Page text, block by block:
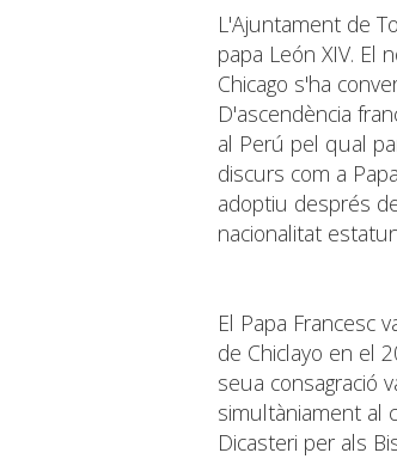
L'Ajuntament de
papa León XIV. El
Chicago s'ha
D'ascendència
al Perú pel qual
discurs com a
adoptiu després
nacionalitat
El Papa Francesc
de Chiclayo en el
seua consagració
simultàniament al
Dicasteri per als